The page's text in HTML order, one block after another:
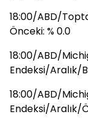
18:00/ABD/
Önceki: % 0.0
18:00/ABD/
Endeksi/Aralık/
18:00/ABD/
Endeksi/Aralık/